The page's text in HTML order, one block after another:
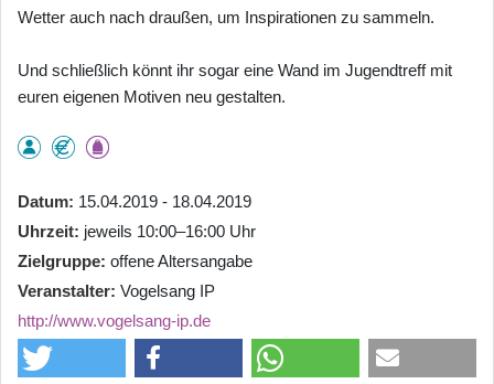
Wetter auch nach draußen, um Inspirationen zu sammeln.
Und schließlich könnt ihr sogar eine Wand im Jugendtreff mit
euren eigenen Motiven neu gestalten.
Datum 15.04.2019 - 18.04.2019
Uhrzeit jeweils 10:00–16:00 Uhr
Zielgruppe offene Altersangabe
Veranstalter Vogelsang IP
http://www.vogelsang-ip.de